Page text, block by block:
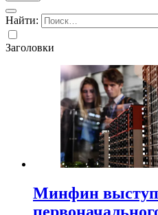
Найти:
Заголовки
Минфин